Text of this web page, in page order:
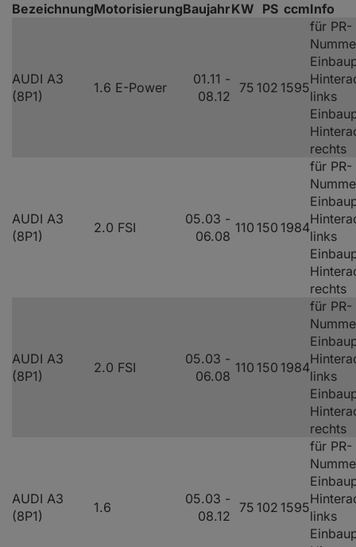
BezeichnungMotorisierungBaujahrKW PS ccmInfo
AUDI A3
(8P1)
1.6 E-Power
01.11 -
08.12
75 102 1595
für PR-
links
rechts
AUDI A3
(8P1)
2.0 FSI
05.03 -
06.08
110 150 1984
für PR-
links
rechts
AUDI A3
(8P1)
2.0 FSI
05.03 -
06.08
110 150 1984
für PR-
links
rechts
AUDI A3
(8P1)
1.6
05.03 -
08.12
75 102 1595
für PR-
links